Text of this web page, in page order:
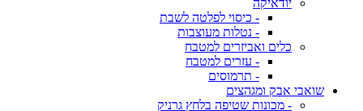
יודאיקה
- כיסוי לפלטה לשבת
- נטלות מעוצבות
כלים ואביזרים למטבח
- עזרים למטבח
- תרמוסים
שואבי אבק ומגהצים
- מכונות שטיפה בלחץ גרניק